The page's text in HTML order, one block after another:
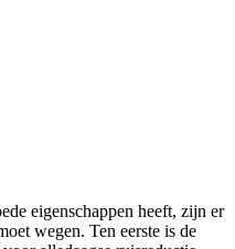
eigenschappen heeft, zijn er
wegen. Ten eerste is de